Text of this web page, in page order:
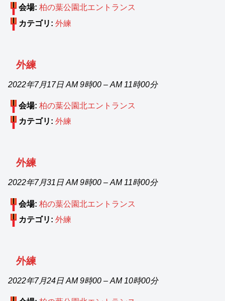
会場: 柏の葉公園北エントランス
カテゴリ: 外練
外練
2022年7月17日 AM 9時00 – AM 11時00分
会場: 柏の葉公園北エントランス
カテゴリ: 外練
外練
2022年7月31日 AM 9時00 –AM 11時00分
会場: 柏の葉公園北エントランス
カテゴリ: 外練
外練
2022年7月24日 AM 9時00 – AM 10時00分